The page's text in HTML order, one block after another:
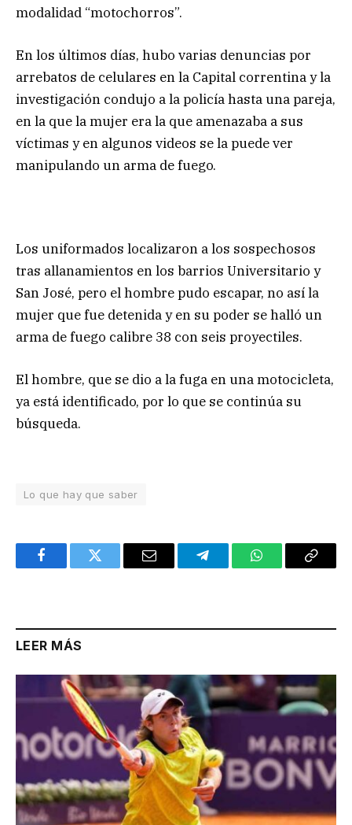
modalidad “motochorros”.
En los últimos días, hubo varias denuncias por
arrebatos de celulares en la Capital correntina y la
investigación condujo a la policía hasta una pareja,
en la que la mujer era la que amenazaba a sus
víctimas y en algunos videos se la puede ver
manipulando un arma de fuego.
Los uniformados localizaron a los sospechosos
tras allanamientos en los barrios Universitario y
San José, pero el hombre pudo escapar, no así la
mujer que fue detenida y en su poder se halló un
arma de fuego calibre 38 con seis proyectiles.
El hombre, que se dio a la fuga en una motocicleta,
ya está identificado, por lo que se continúa su
búsqueda.
Lo que hay que saber
FacebookTwitter Email TelegramWhatsAppCopy
LEER MÁS